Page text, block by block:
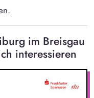
im Breisgau
interessieren